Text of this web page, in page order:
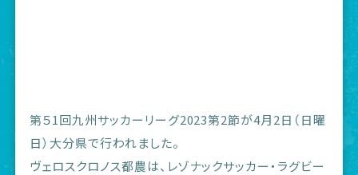
第５1回九州サッカーリーグ2023第2節が4月2日（日曜
日）大分県で行われました。
ヴェロスクロノス都農は、レゾナックサッカー・ラグビー